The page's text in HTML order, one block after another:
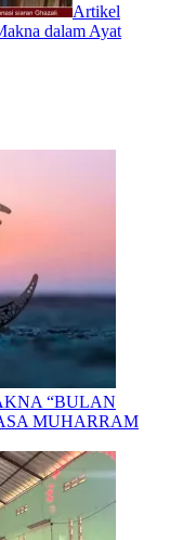
Artikel
dalam Ayat
“BULAN
MUHARRAM